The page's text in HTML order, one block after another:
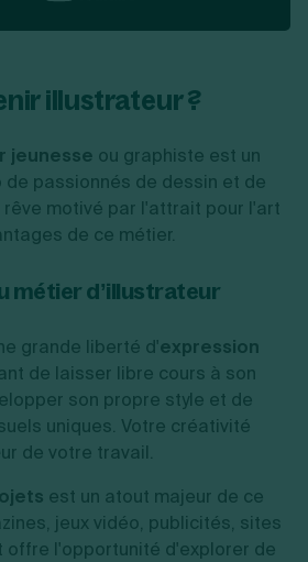
illustrateur ?
jeunesse ou graphiste est un
de passionnés de dessin et de
rêve motivé par l'attrait pour l'art
de ce métier.
métier d’illustrateur
grande liberté d'expression
de laisser libre cours à son
son propre style et de
uniques. Votre créativité
de votre travail.
est un atout majeur de ce
jeux vidéo, publicités, sites
offre l'opportunité d'explorer de